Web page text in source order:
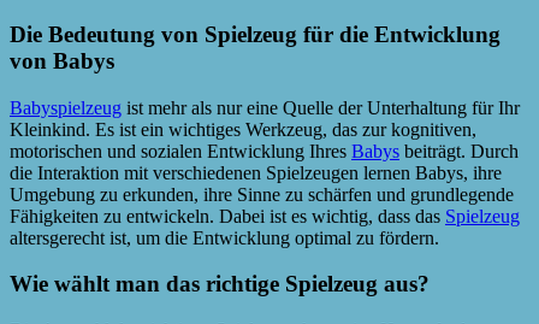
Die Bedeutung von Spielzeug für die Entwicklung
von Babys
Babyspielzeug ist mehr als nur eine Quelle der Unterhaltung für Ihr
Kleinkind. Es ist ein wichtiges Werkzeug, das zur kognitiven,
motorischen und sozialen Entwicklung Ihres Babys beiträgt. Durch
die Interaktion mit verschiedenen Spielzeugen lernen Babys, ihre
Umgebung zu erkunden, ihre Sinne zu schärfen und grundlegende
Fähigkeiten zu entwickeln. Dabei ist es wichtig, dass das Spielzeug
altersgerecht ist, um die Entwicklung optimal zu fördern.
Wie wählt man das richtige Spielzeug aus?